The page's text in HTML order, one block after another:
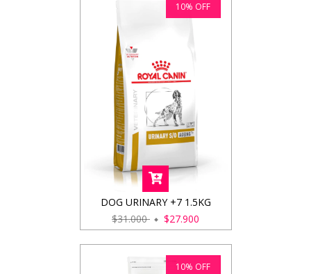
10% OFF
DOG URINARY +7 1.5KG
$31.000
$27.900
10% OFF